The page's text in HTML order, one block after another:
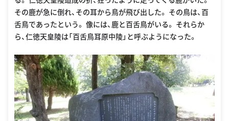
その鹿が急に倒れ、その耳から鳥が飛び出した。 その鳥は、百
舌鳥であったという。 像には、鹿と百舌鳥がいる。 それらか
ら、仁徳天皇陵は「百舌鳥耳原中陵」と呼ぶようになった。